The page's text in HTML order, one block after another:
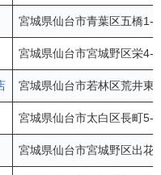
宮城県仙台市青葉区五橋
宮城県仙台市宮城野区栄
宮城県仙台市若林区荒井
宮城県仙台市太白区長町
宮城県仙台市宮城野区出